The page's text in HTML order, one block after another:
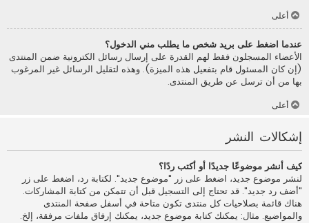
أعلى
عندما اضغط على بريد شخص ما يطلب مني الدخول؟
الأعضاء المسجلون فقط لهم القدرة على إرسال رسائل الكترونية ضمن المنتدى
(إن كان المسئول قام بتفعيل هذه الميزة). وهذه لتقليل الرسائل غير المرغوب
بها من أن ترسل عن طريق المنتدى.
أعلى
إشكالات النشر
كيف أنشر موضوعًا جديدًا أو أكتب ردًا؟
لنشر موضوع جديد، اضغط على زر "موضوع جديد". لكتابة رد، اضغط على زر
"أضف رد جديد". قد تحتاج إلى التسجيل قبل أن تتمكن من كتابة المشاركات.
هناك قائمة بصلاحيات كل منتدى تكون متاحة في أسفل صفحة المنتدى
والمواضيع. مثال: يمكنك كتابة موضوع جديد، يمكنك إرفاق ملفات مرفقة، إلخ.